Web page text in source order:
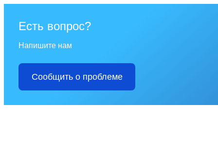
Есть вопрос?
Напишите нам
Сообщить о проблеме